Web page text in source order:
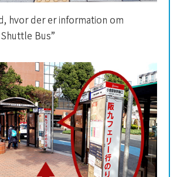
hvor der er information om
Bus”